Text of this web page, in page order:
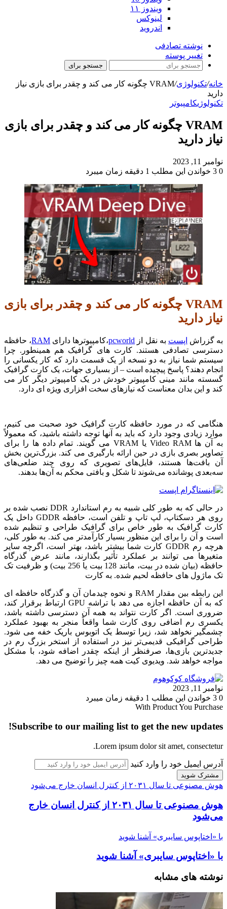
ویندوز ۱۱
لینوکس
اندروید
نوشته تصادفی
تغییر پوسته
جستجو برای
خانه/تکنولوژی/
VRAM چگونه کار می کند و چقدر برای بازی نیاز
دارید
تکنولوژیکامپیوتر
VRAM چگونه کار می کند و چقدر برای بازی
نیاز دارید
نوامبر 11, 2023
0
خواندن این مطلب 1 دقیقه زمان میبرد
VRAM چگونه کار می کند و چقدر برای بازی
نیاز دارید
به گزراش اپست به نقل از pcworld،کامپیوترها دارای RAM، حافظه
دسترسی تصادفی هستند. کارت های گرافیک هم همینطور. چرا
سیستم شما نیاز به دو نسخه از یک قسمت دارد که کار یکسانی را
انجام دهند؟ پاسخ پیچیده است – از بسیاری جهات، یک کارت گرافیک
گسسته مانند مینی کامپیوتر خودش در یک کامپیوتر دیگر کار می
کند و این بدان معناست که نیازهای سخت افزاری ویژه ای دارد.
هنگامی که در مورد حافظه کارت گرافیک خود صحبت می کنیم،
موارد زیادی وجود دارد که باید به آنها توجه داشته باشید، که معمولاً
به آن ها Video RAM یا VRAM می گویند.
تمام داده ها را برای
تصاویر بصری بازی در حین ارائه بارگیری می کند. بزرگ‌ترین بخش
آن بافت‌ها هستند، فایل‌های تصویری که روی چند ضلعی‌های
سه‌بعدی پوشانده می‌شوند تا شکل و بافتی محکم به آن‌ها بدهند.
در حالی که به طور کلی شبیه به رم استاندارد DDR نصب شده بر
روی هر دسکتاپ، لپ تاپ و تلفن است، حافظه GDDR داخل یک
کارت گرافیک به طور خاص برای گرافیک طراحی و تنظیم شده
است و آن را برای این منظور بسیار کارآمدتر می کند. به طور کلی،
هرچه رم GDDR کارت شما بیشتر باشد، بهتر است، اگرچه سایر
متغیرها می توانند بر عملکرد تأثیر بگذارند، مانند عرض گذرگاه
حافظه (بیان شده در بیت، مانند 128 بیت یا 256 بیت) و ظرفیت تک
تک ماژول های حافظه لحیم شده. به کارت
این رابطه بین مقدار RAM و نحوه چیدمان آن و گذرگاه حافظه ای
که به آن حافظه اجازه می دهد با تراشه GPU ارتباط برقرار کند،
ضروری است.
اگر کارت نتواند به همه آن دسترسی داشته باشد،
یکسری رم اضافی روی کارت شما واقعاً منجر به بهبود عملکرد
چشمگیر نخواهد شد، زیرا توسط یک اتوبوس باریک خفه می شود.
طراحی گرافیکی قدیمی‌تر نیز در استفاده از استخر بزرگ رم در
جدیدترین بازی‌ها، صرفنظر از اینکه چقدر اضافه شود، با مشکل
مواجه خواهد شد. ویدیوی کیت همه چیز را توضیح می دهد.
نوامبر 11, 2023
0
خواندن این مطلب 1 دقیقه زمان میبرد
With Product You Purchase
Subscribe to our mailing list to get the new updates!
Lorem ipsum dolor sit amet, consectetur.
آدرس ایمیل خود را وارد کنید
هوش مصنوعی تا سال ۲۰۳۱ از کنترل انسان خارج می‌شود
هوش مصنوعی تا سال ۲۰۳۱ از کنترل انسان خارج
می‌شود
با «اختاپوس سایبری» آشنا شوید
با «اختاپوس سایبری» آشنا شوید
نوشته های مشابه